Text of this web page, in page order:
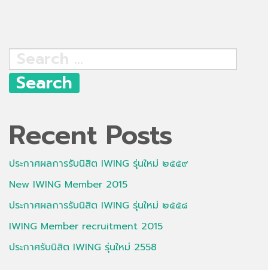
Search
for:
Recent Posts
ประกาศผลการรับนิสิต IWING รุ่นใหม่ ๒๕๕๙
New IWING Member 2015
ประกาศผลการรับนิสิต IWING รุ่นใหม่ ๒๕๕๘
IWING Member recruitment 2015
ประกาศรับนิสิต IWING รุ่นใหม่ 2558